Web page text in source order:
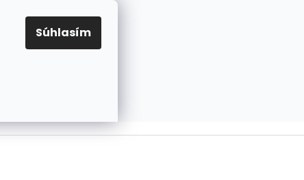
Súhlasím
PRAVIDLÁ PRE COOKIES
EUR